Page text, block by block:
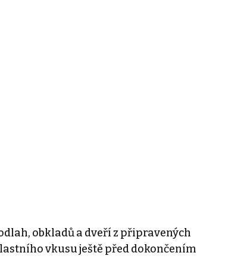
obkladů a dveří z připravených
vkusu ještě před dokončením